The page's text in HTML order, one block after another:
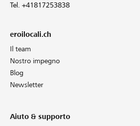
Tel. +41817253838
eroilocali.ch
Il team
Nostro impegno
Blog
Newsletter
Aiuto & supporto